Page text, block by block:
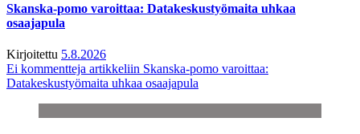
Skanska-pomo varoittaa: Datakeskustyömaita uhkaa
osaajapula
Kirjoitettu 5.8.2026
Ei kommentteja artikkeliin Skanska-pomo varoittaa:
Datakeskustyömaita uhkaa osaajapula